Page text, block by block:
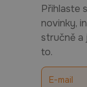
Přihlaste
novinky,
stručně a
to.